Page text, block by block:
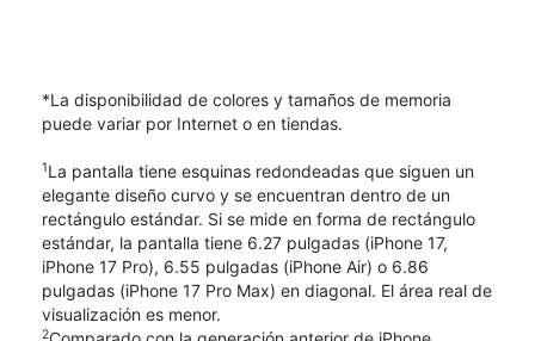
*La disponibilidad de colores y tamaños de memoria
puede variar por Internet o en tiendas.
1La pantalla tiene esquinas redondeadas que siguen un
elegante diseño curvo y se encuentran dentro de un
rectángulo estándar. Si se mide en forma de rectángulo
estándar, la pantalla tiene 6.27 pulgadas (iPhone 17,
iPhone 17 Pro), 6.55 pulgadas (iPhone Air) o 6.86
pulgadas (iPhone 17 Pro Max) en diagonal. El área real de
visualización es menor.
2